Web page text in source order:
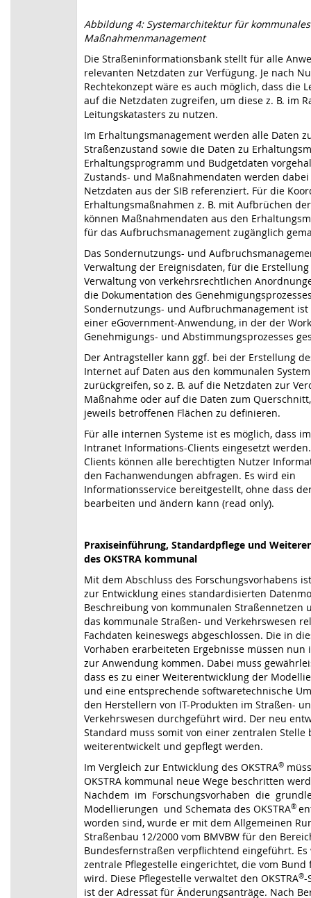
Abbildung 4: Systemarchitektur für kommunales
Maßnahmenmanagement
Die Straßeninformationsbank stellt für alle
relevanten Netzdaten zur Verfügung. Je nach
Rechtekonzept wäre es auch möglich, dass die
auf die Netzdaten zugreifen, um diese z. B. im
Leitungskatasters zu nutzen.
Im Erhaltungsmanagement werden alle Daten
Straßenzustand sowie die Daten zu
Erhaltungsprogramm und Budgetdaten
Zustands- und Maßnahmendaten werden
Netzdaten aus der SIB referenziert. Für die
Erhaltungsmaßnahmen z. B. mit Aufbrüchen
können Maßnahmendaten aus den
für das Aufbruchsmanagement zugänglich
Das Sondernutzungs- und
Verwaltung der Ereignisdaten, für die
Verwaltung von verkehrsrechtlichen
die Dokumentation des
Sondernutzungs- und Aufbruchmanagement
einer eGovernment-Anwendung, in der der
Genehmigungs- und Abstimmungsprozesses
Der Antragsteller kann ggf. bei der Erstellung
Internet auf Daten aus den kommunalen System
zurückgreifen, so z. B. auf die Netzdaten zur
Maßnahme oder auf die Daten zum
jeweils betroffenen Flächen zu definieren.
Für alle internen Systeme ist es möglich, dass
Intranet Informations-Clients eingesetzt
Clients können alle berechtigten Nutzer
den Fachanwendungen abfragen. Es wird ein
Informationsservice bereitgestellt, ohne dass
bearbeiten und ändern kann (read only).
Praxiseinführung, Standardpflege und
des OKSTRA kommunal
Mit dem Abschluss des Forschungsvorhabens
zur Entwicklung eines standardisierten
Beschreibung von kommunalen Straßennetzen
das kommunale Straßen- und Verkehrswesen
Fachdaten keineswegs abgeschlossen. Die in
Vorhaben erarbeiteten Ergebnisse müssen nun
zur Anwendung kommen. Dabei muss
dass es zu einer Weiterentwicklung der
und eine entsprechende softwaretechnische
den Herstellern von IT-Produkten im Straßen-
Verkehrswesen durchgeführt wird. Der neu
Standard muss somit von einer zentralen Stelle
weiterentwickelt und gepflegt werden.
Im Vergleich zur Entwicklung des OKSTRA®
OKSTRA kommunal neue Wege beschritten
Nachdem im Forschungsvorhaben die
Modellierungen und Schemata des OKSTRA®
worden sind, wurde er mit dem Allgemeinen
Straßenbau 12/2000 vom BMVBW für den
Bundesfernstraßen verpflichtend eingeführt.
zentrale Pflegestelle eingerichtet, die vom Bund
wird. Diese Pflegestelle verwaltet den OKSTRA®-
ist der Adressat für Änderungsanträge. Nach